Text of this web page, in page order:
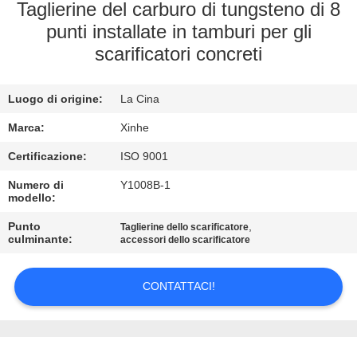
VISITA
CONTROLLO
DELLA
QUALITÀ
CONTATTACI
NOTIZIE
Taglierine del carburo di tungsteno di 8
punti installate in tamburi per gli
scarificatori concreti
Luogo di origine: La Cina
Marca: Xinhe
Certificazione: ISO 9001
Numero di
modello:
Y1008B-1
Punto
culminante:
Taglierine dello scarificatore,
accessori dello scarificatore
CONTATTACI!